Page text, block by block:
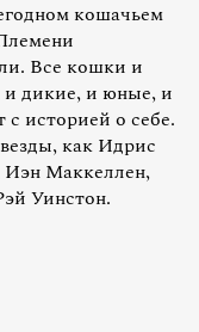
кошачьем
Все кошки и
дикие, и юные, и
историей о себе.
как Идрис
Маккеллен,
Уинстон.